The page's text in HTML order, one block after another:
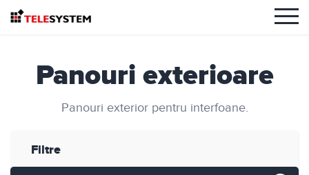
Panouri exterioare
Panouri exterior pentru interfoane.
Filtre